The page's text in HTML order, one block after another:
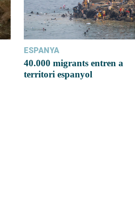
ESPANYA
40.000 migrants entren a
territori espanyol